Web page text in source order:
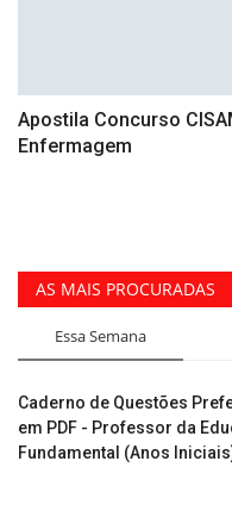
Apostila Concurso
Enfermagem
AS MAIS PROCURADAS
Essa Semana
Caderno de Questões
em PDF - Professor da
Fundamental (Anos